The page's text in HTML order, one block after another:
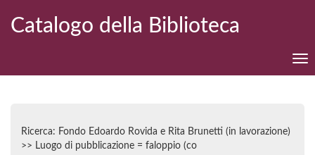
Catalogo della Biblioteca
Ricerca: Fondo Edoardo Rovida e Rita Brunetti (in lavorazione)
>> Luogo di pubblicazione = faloppio (co